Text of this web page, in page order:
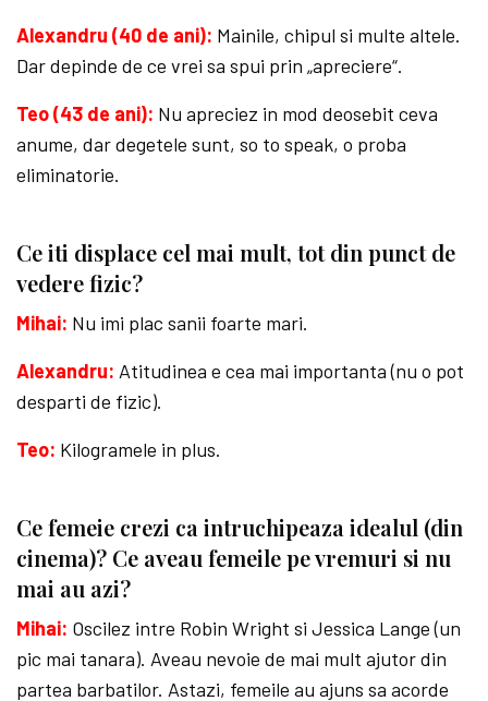
Alexandru (40 de ani): Mainile, chipul si multe altele.
Dar depinde de ce vrei sa spui prin „apreciere“.
Teo (43 de ani): Nu apreciez in mod deosebit ceva
anume, dar degetele sunt, so to speak, o proba
eliminatorie.
Ce iti displace cel mai mult, tot din punct de
vedere fizic?
Mihai: Nu imi plac sanii foarte mari.
Alexandru: Atitudinea e cea mai importanta (nu o pot
desparti de fizic).
Teo: Kilogramele in plus.
Ce femeie crezi ca intruchipeaza idealul (din
cinema)? Ce aveau femeile pe vremuri si nu
mai au azi?
Mihai: Oscilez intre Robin Wright si Jessica Lange (un
pic mai tanara). Aveau nevoie de mai mult ajutor din
partea barbatilor. Astazi, femeile au ajuns sa acorde